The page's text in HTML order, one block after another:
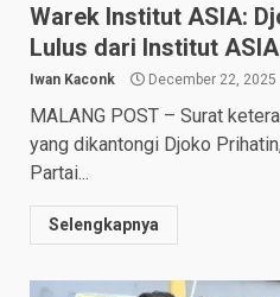
Warek Institut ASIA:
Lulus dari Institut ASIA
Iwan Kaconk December 22, 2025
MALANG POST – Surat
yang dikantongi Djoko
Partai...
Selengkapnya